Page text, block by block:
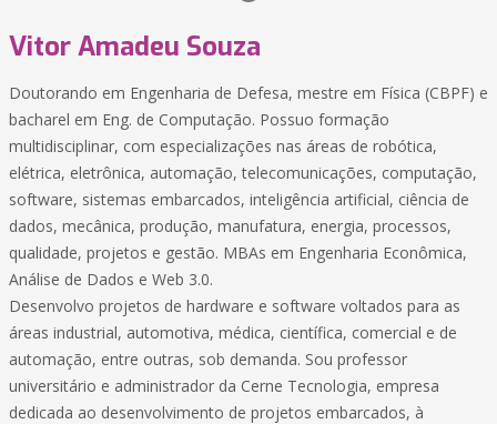
Vitor Amadeu Souza
Doutorando em Engenharia de Defesa, mestre em Física (CBPF) e
bacharel em Eng. de Computação. Possuo formação
multidisciplinar, com especializações nas áreas de robótica,
elétrica, eletrônica, automação, telecomunicações, computação,
software, sistemas embarcados, inteligência artificial, ciência de
dados, mecânica, produção, manufatura, energia, processos,
qualidade, projetos e gestão. MBAs em Engenharia Econômica,
Análise de Dados e Web 3.0.
Desenvolvo projetos de hardware e software voltados para as
áreas industrial, automotiva, médica, científica, comercial e de
automação, entre outras, sob demanda. Sou professor
universitário e administrador da Cerne Tecnologia, empresa
dedicada ao desenvolvimento de projetos embarcados, à